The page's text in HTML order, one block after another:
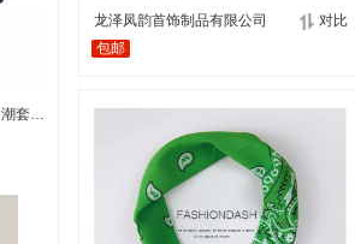
堆堆帽子男冬冷帽女包头巾男潮套头帽ins韩版百搭针织帽薄款发带睡帽月子帽 加绒灰
龙泽凤韵首饰制品有限公司
对比
包邮